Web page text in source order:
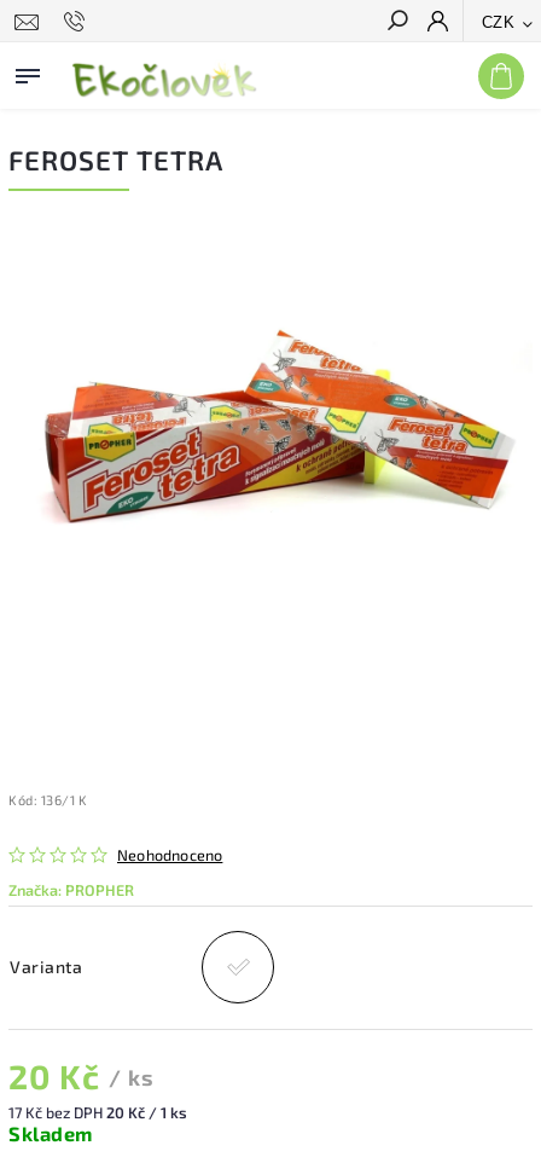
CZK
Hledat
FEROSET TETRA
Kód: 136/1 K
Neohodnoceno
Značka: PROPHER
Varianta
20 Kč / ks
17 Kč bez DPH20 Kč / 1 ks
Skladem